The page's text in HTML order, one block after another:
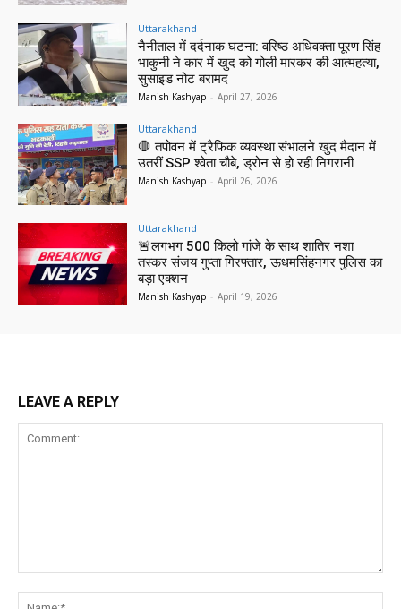
Uttarakhand
नैनीताल में दर्दनाक घटना: वरिष्ठ अधिवक्ता पूरण सिंह
भाकुनी ने कार में खुद को गोली मारकर की आत्महत्या,
सुसाइड नोट बरामद
Manish Kashyap - April 27, 2026
Uttarakhand
🛑 तपोवन में ट्रैफिक व्यवस्था संभालने खुद मैदान में
उतरीं SSP श्वेता चौबे, ड्रोन से हो रही निगरानी
Manish Kashyap - April 26, 2026
Uttarakhand
🚨लगभग 500 किलो गांजे के साथ शातिर नशा
तस्कर संजय गुप्ता गिरफ्तार, ऊधमसिंहनगर पुलिस का
बड़ा एक्शन
Manish Kashyap - April 19, 2026
LEAVE A REPLY